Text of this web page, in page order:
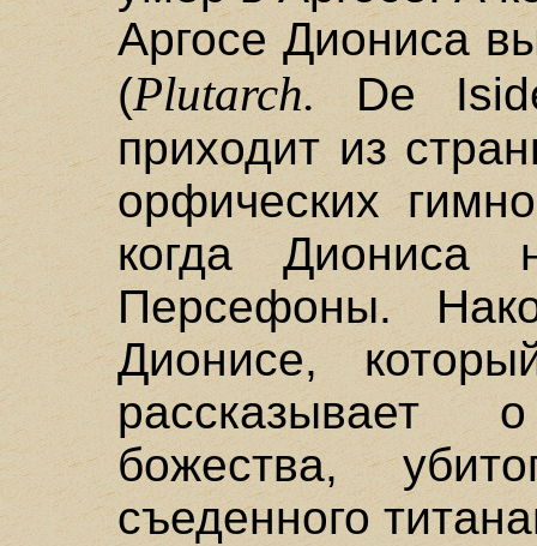
Аргосе Диониса
(Plutarch. De
приходит из
орфических
когда Диониса
Персефоны.
Дионисе,
рассказывает
божества,
съеденного